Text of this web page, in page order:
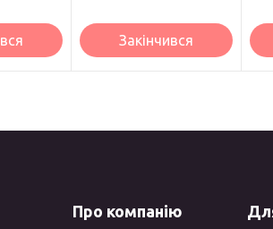
Закінчився
Про компанію